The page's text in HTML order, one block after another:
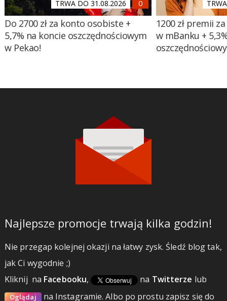
TRWA DO 31.08.2026
Do 2700 zł za konto osobiste +
5,7% na koncie oszczędnościowym
w Pekao!
1200 zł premii
w mBanku +
Najlepsze promocje trwają kilka godzin!
Nie przegap kolejnej okazji na łatwy zysk. Śledź blog tak,
jak Ci wygodnie ;)
Kliknij na Facebooku, na Twitterze lub
Oglądaj na Instagramie.Albo po prostu zapisz się do